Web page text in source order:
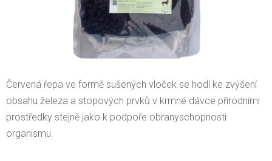
Červená řepa ve formě sušených vloček se hodí ke zvýšení
obsahu železa a stopových prvků v krmné dávce přírodními
prostředky stejně jako k podpoře obranyschopnosti
organismu.